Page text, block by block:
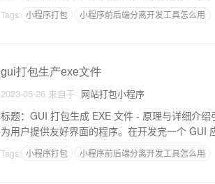
p开发成本App的开发成本主要包含以下几个方面
Tags: 小程序打包 小程序前后端分离开发工具怎么用
gui打包生产exe文件
2023-05-26 来自于 网站打包小程序
标题：GUI 打包生成 EXE 文件 - 原理与详细介
为用户提供友好界面的程序。在开发完一个 GUI
与分发
Tags: 小程序打包 小程序前后端分离开发工具怎么用